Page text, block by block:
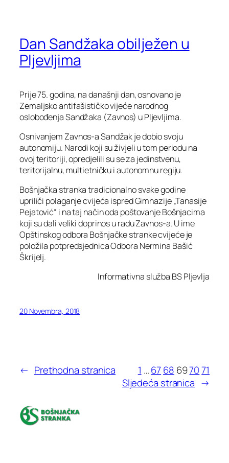
Dan Sandžaka obilježen u
Pljevljima
Prije 75. godina, na današnji dan, osnovano je
Zemaljsko antifašističko vijeće narodnog
oslobođenja Sandžaka (Zavnos) u Pljevljima.
Osnivanjem Zavnos-a Sandžak je dobio svoju
autonomiju. Narodi koji su živjeli u tom periodu na
ovoj teritoriji, opredjelili su se za jedinstvenu,
teritorijalnu, multietničku i autonomnu regiju.
Bošnjačka stranka tradicionalno svake godine
upriliči polaganje cvijeća ispred Gimnazije „Tanasije
Pejatović“ i na taj način oda poštovanje Bošnjacima
koji su dali veliki doprinos u radu Zavnos-a. U ime
Opštinskog odbora Bošnjačke stranke cvijeće je
položila potpredsjednica Odbora Nermina Bašić
Škrijelj.
Informativna služba BS Pljevlja
20 Novembra, 2018
← Prethodna stranica 1 …6768 697071
Sljedeća stranica →